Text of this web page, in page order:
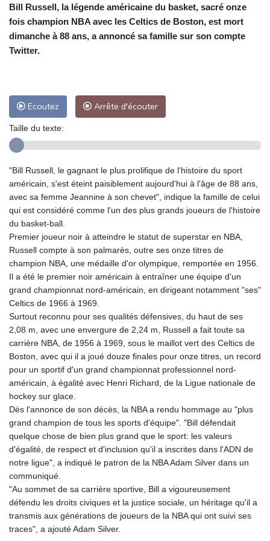
Bill Russell, la légende américaine du basket, sacré onze
fois champion NBA avec les Celtics de Boston, est mort
dimanche à 88 ans, a annoncé sa famille sur son compte
Twitter.
Ecoutez Arrête d'écouter
Taille du texte:
"Bill Russell, le gagnant le plus prolifique de l'histoire du sport
américain, s'est éteint paisiblement aujourd'hui à l'âge de 88 ans,
avec sa femme Jeannine à son chevet", indique la famille de celui
qui est considéré comme l'un des plus grands joueurs de l'histoire
du basket-ball.
Premier joueur noir à atteindre le statut de superstar en NBA,
Russell compte à son palmarès, outre ses onze titres de
champion NBA, une médaille d'or olympique, remportée en 1956.
Il a été le premier noir américain à entraîner une équipe d'un
grand championnat nord-américain, en dirigeant notamment "ses"
Celtics de 1966 à 1969.
Surtout reconnu pour ses qualités défensives, du haut de ses
2,08 m, avec une envergure de 2,24 m, Russell a fait toute sa
carrière NBA, de 1956 à 1969, sous le maillot vert des Celtics de
Boston, avec qui il a joué douze finales pour onze titres, un record
pour un sportif d'un grand championnat professionnel nord-
américain, à égalité avec Henri Richard, de la Ligue nationale de
hockey sur glace.
Dès l'annonce de son décès, la NBA a rendu hommage au "plus
grand champion de tous les sports d'équipe". "Bill défendait
quelque chose de bien plus grand que le sport: les valeurs
d'égalité, de respect et d'inclusion qu'il a inscrites dans l'ADN de
notre ligue", a indiqué le patron de la NBA Adam Silver dans un
communiqué.
"Au sommet de sa carrière sportive, Bill a vigoureusement
défendu les droits civiques et la justice sociale, un héritage qu'il a
transmis aux générations de joueurs de la NBA qui ont suivi ses
traces", a ajouté Adam Silver.